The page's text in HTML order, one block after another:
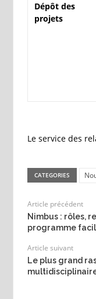
Dépôt des
projets
Le service des
CATEGORIES
Article précédent
Nimbus : rôles,
programme
Article suivant
Le plus grand